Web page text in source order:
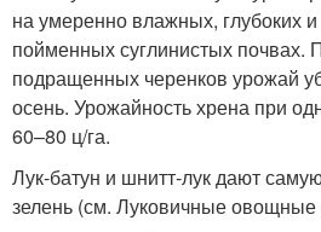
на умеренно влажных, глубоких
пойменных суглинистых почвах.
подращенных черенков урожай
осень. Урожайность хрена при
60–80 ц/га.
Лук‑батун и шнитт‑лук дают
зелень (см. Луковичные овощные